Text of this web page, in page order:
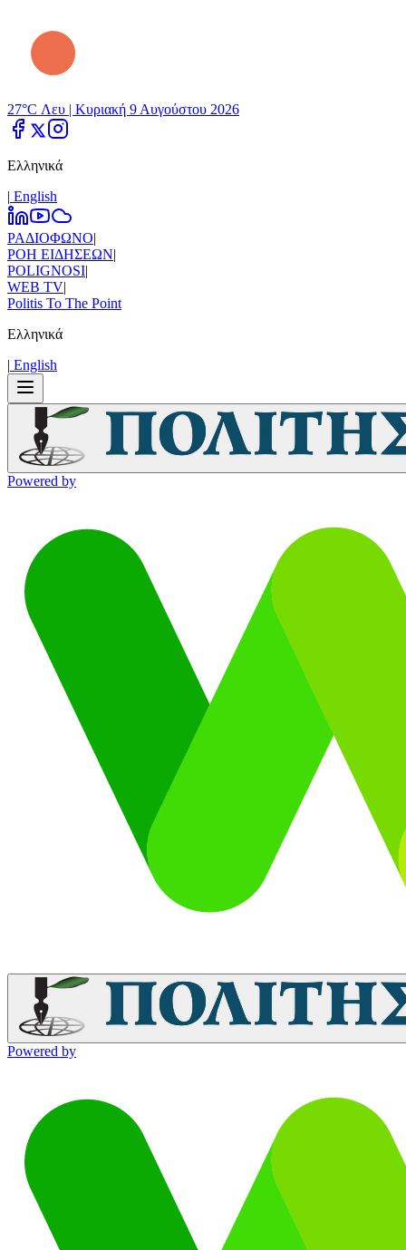
27°C Λευ | Κυριακή 9 Αυγούστου 2026
Ελληνικά
| Εnglish
ΡΑΔΙΟΦΩΝΟ|
ΡΟΗ ΕΙΔΗΣΕΩΝ|
POLIGNOSI|
WEB TV|
Politis To The Point
Ελληνικά
| Εnglish
Powered by
Powered by